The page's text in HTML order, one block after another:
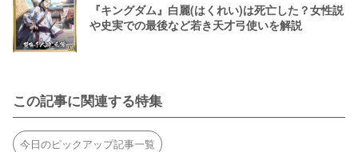
『キングダム』白麗(はくれい)は死亡した？女性説
や史実での最後など若き天才弓使いを解説
この記事に関連する特集
今日のピックアップ記事一覧